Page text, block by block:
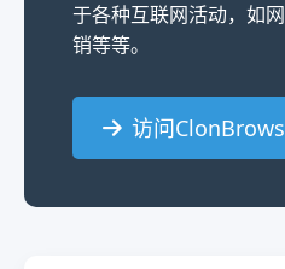
于各种互联网活动，如
销等等。
访问